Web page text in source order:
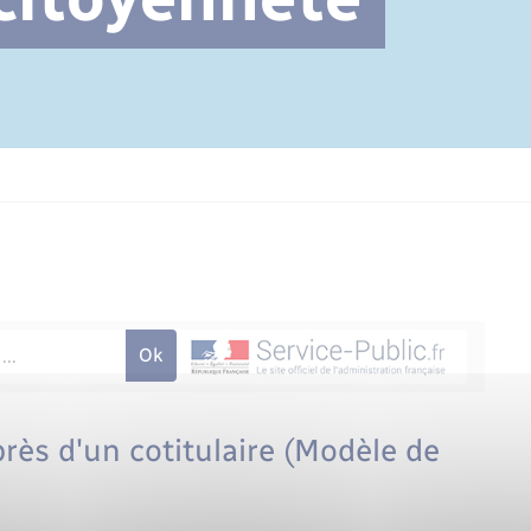
Cimetière communal
d'un cotitulaire (Modèle de